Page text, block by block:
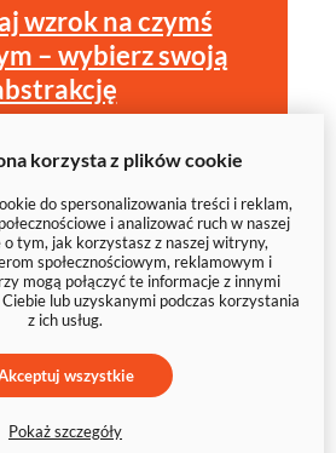
wzrok na czymś
– wybierz swoją
korzysta z plików cookie
do spersonalizowania treści i reklam,
i analizować ruch w naszej
tym, jak korzystasz z naszej witryny,
społecznościowym, reklamowym i
mogą połączyć te informacje z innymi
lub uzyskanymi podczas korzystania
z ich usług.
wszystkie
Pokaż szczegóły